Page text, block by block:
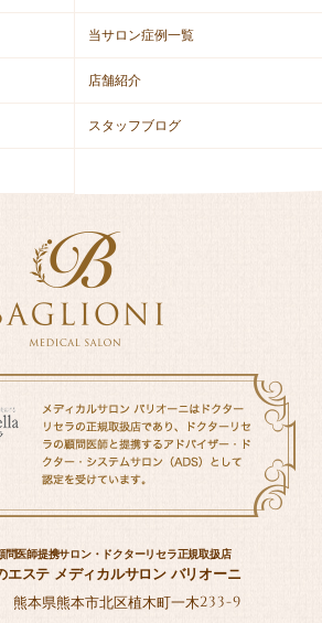
当サロン症例一覧
店舗紹介
スタッフブログ
問医師提携サロン・ドクターリセラ正規取扱店
エステ メディカルサロン バリオーニ
本県熊本市北区植木町一木233-9